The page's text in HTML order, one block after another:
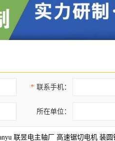
* 联系手机：
所在单位：